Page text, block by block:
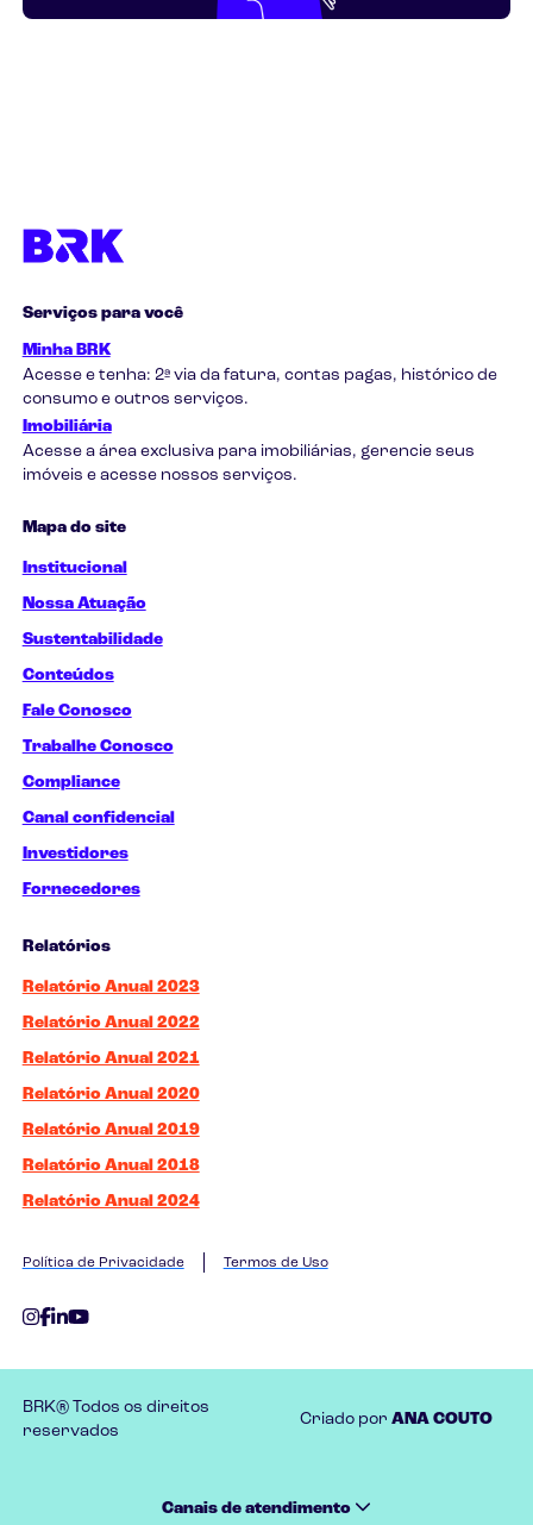
Serviços para você
Minha BRK
Acesse e tenha: 2ª via da fatura, contas pagas, histórico de
consumo e outros serviços.
Imobiliária
Acesse a área exclusiva para imobiliárias, gerencie seus
imóveis e acesse nossos serviços.
Mapa do site
Institucional
Nossa Atuação
Sustentabilidade
Conteúdos
Fale Conosco
Trabalhe Conosco
Compliance
Canal confidencial
Investidores
Fornecedores
Relatórios
Relatório Anual 2023
Relatório Anual 2022
Relatório Anual 2021
Relatório Anual 2020
Relatório Anual 2019
Relatório Anual 2018
Relatório Anual 2024
Política de Privacidade Termos de Uso
BRK® Todos os direitos
reservados
Criado por ANA COUTO
Canais de atendimento